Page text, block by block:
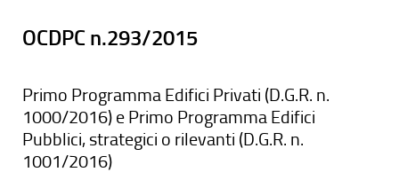
OCDPC n.293/2015
Primo Programma Edifici Privati (D.G.R. n.
1000/2016) e Primo Programma Edifici
Pubblici, strategici o rilevanti (D.G.R. n.
1001/2016)